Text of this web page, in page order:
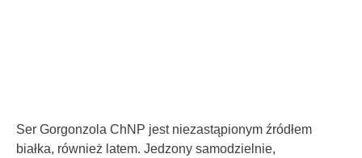
Ser Gorgonzola ChNP jest niezastąpionym źródłem
białka, również latem. Jedzony samodzielnie,